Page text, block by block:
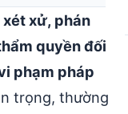
xử, phán
quyền đối
phạm pháp
trọng, thường